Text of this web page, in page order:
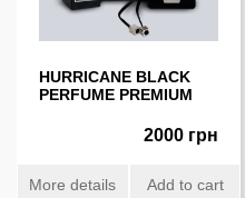
HURRICANE BLACK
PERFUME PREMIUM
2000 грн
More details Add to cart